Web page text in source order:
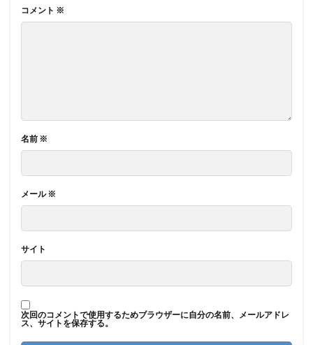
コメント ※
名前 ※
メール※
サイト
次回のコメントで使用するためブラウザーに自分の名前、メールアドレ
ス、サイトを保存する。